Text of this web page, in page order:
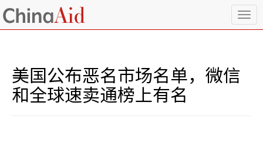
T
o
美国公布恶名市场名单，微信
和全球速卖通榜上有名